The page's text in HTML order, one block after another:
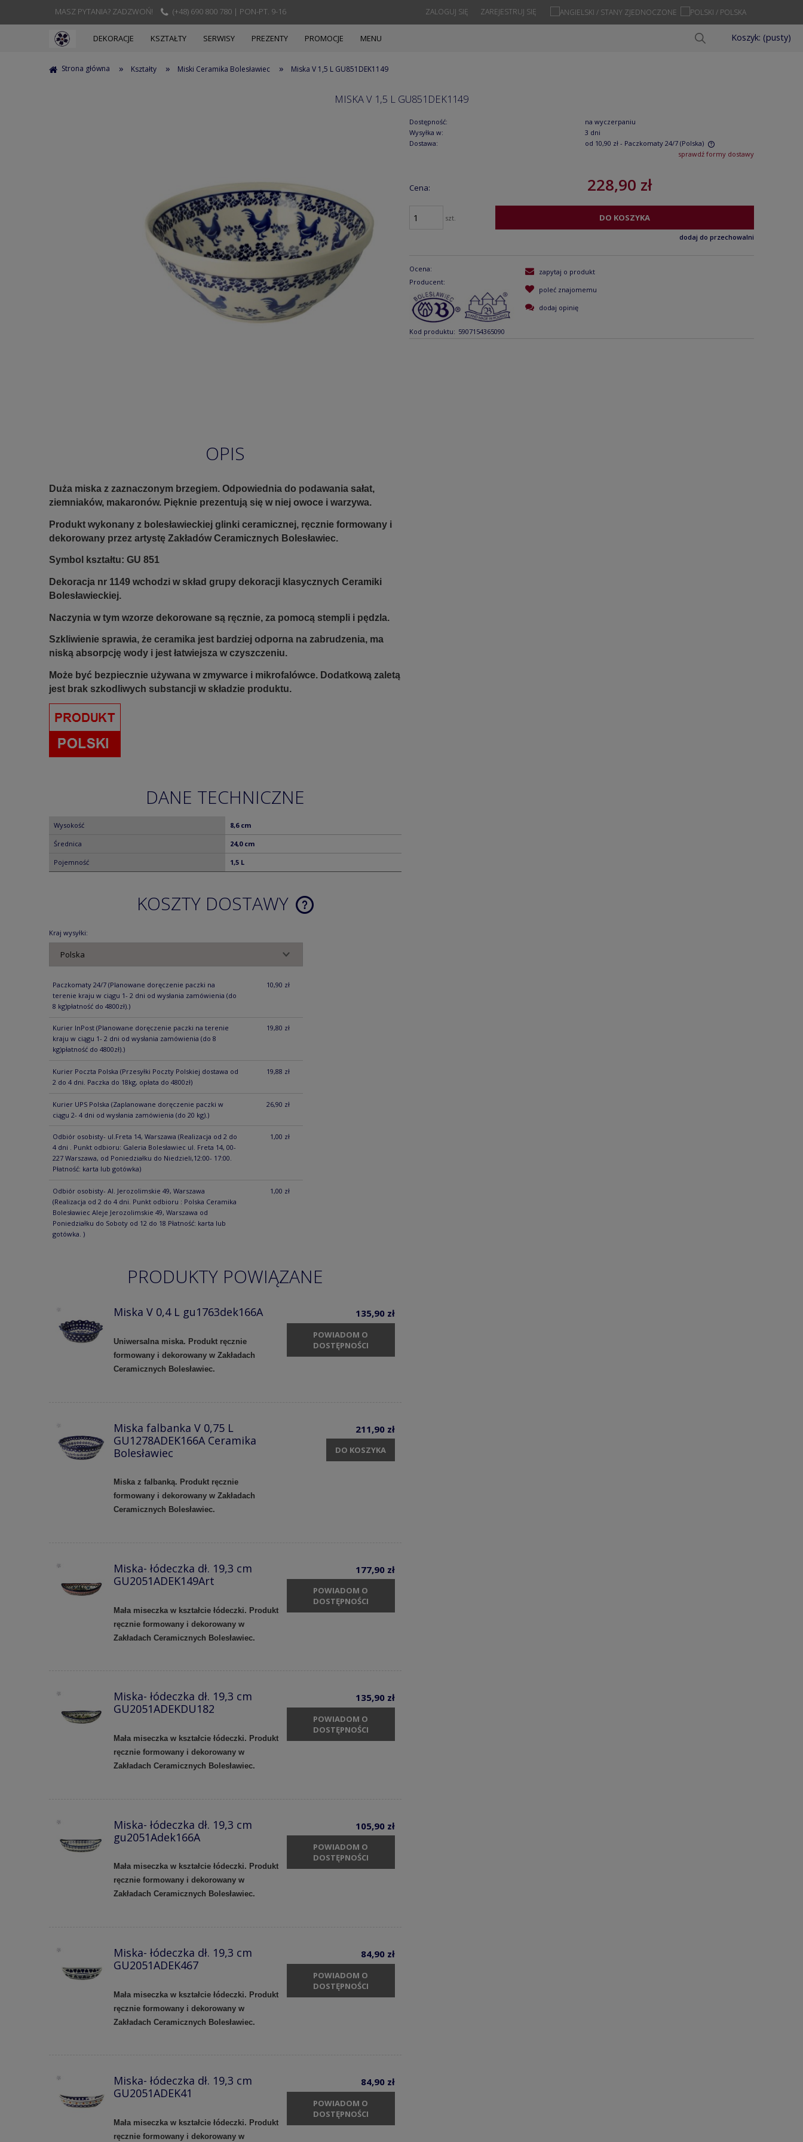
MASZ PYTANIA? ZADZWOŃ! (+48) 690 800 780 | PON-PT. 9-16 ZAREJESTRUJ SIĘ
ZALOGUJ SIĘ
Koszyk: (pusty)
DEKORACJE KSZTAŁTY SERWISY PREZENTY PROMOCJE MENU
Strona główna » Kształty » Miski Ceramika Bolesławiec » Miska V 1,5 L GU851DEK1149
MISKA V 1,5 L GU851DEK1149
Dostępność:
na wyczerpaniu
Wysyłka w:
3 dni
Dostawa:
od 10,90 zł - Paczkomaty 24/7 (Polska)
sprawdź formy dostawy
Cena: 228,90 zł
szt. DO KOSZYKA
dodaj do przechowalni
Ocena:
Producent:
Kod produktu: 5907154365090
zapytaj o produkt
poleć znajomemu
dodaj opinię
OPIS
Duża miska z zaznaczonym brzegiem. Odpowiednia do podawania sałat,
ziemniaków, makaronów. Pięknie prezentują się w niej owoce i warzywa.
Produkt wykonany z bolesławieckiej glinki ceramicznej, ręcznie formowany i
dekorowany przez artystę Zakładów Ceramicznych Bolesławiec.
Symbol kształtu: GU 851
Dekoracja nr 1149 wchodzi w skład grupy dekoracji klasycznych Ceramiki
Bolesławieckiej.
Naczynia w tym wzorze dekorowane są ręcznie, za pomocą stempli i pędzla.
Szkliwienie sprawia, że ceramika jest bardziej odporna na zabrudzenia, ma
niską absorpcję wody i jest łatwiejsza w czyszczeniu.
Może być bezpiecznie używana w zmywarce i mikrofalówce. Dodatkową zaletą
jest brak szkodliwych substancji w składzie produktu.
DANE TECHNICZNE
Wysokość 8,6 cm
Średnica 24,0 cm
Pojemność 1,5 L
KOSZTY DOSTAWY
Kraj wysyłki:
Paczkomaty 24/7 (Planowane doręczenie paczki na
terenie kraju w ciągu 1- 2 dni od wysłania zamówienia (do
8 kg)płatność do 4800zł).)
10,90 zł
Kurier InPost (Planowane doręczenie paczki na terenie
kraju w ciągu 1- 2 dni od wysłania zamówienia (do 8
kg)płatność do 4800zł).)
19,80 zł
Kurier Poczta Polska (Przesyłki Poczty Polskiej dostawa od
2 do 4 dni. Paczka do 18kg, opłata do 4800zł)
19,88 zł
Kurier UPS Polska (Zaplanowane doręczenie paczki w
ciągu 2- 4 dni od wysłania zamówienia (do 20 kg).)
26,90 zł
Odbiór osobisty- ul.Freta 14, Warszawa (Realizacja od 2 do
4 dni . Punkt odbioru: Galeria Bolesławiec ul. Freta 14, 00-
227 Warszawa, od Poniedziałku do Niedzieli,12:00- 17:00.
Płatność: karta lub gotówka)
1,00 zł
Odbiór osobisty- Al. Jerozolimskie 49, Warszawa
(Realizacja od 2 do 4 dni. Punkt odbioru : Polska Ceramika
Bolesławiec Aleje Jerozolimskie 49, Warszawa od
Poniedziałku do Soboty od 12 do 18 Płatność: karta lub
gotówka. )
1,00 zł
PRODUKTY POWIĄZANE
Miska V 0,4 L gu1763dek166A
Uniwersalna miska. Produkt ręcznie
formowany i dekorowany w Zakładach
Ceramicznych Bolesławiec.
135,90 zł
POWIADOM O
DOSTĘPNOŚCI
Miska falbanka V 0,75 L
GU1278ADEK166A Ceramika
Bolesławiec
Miska z falbanką. Produkt ręcznie
formowany i dekorowany w Zakładach
Ceramicznych Bolesławiec.
211,90 zł
DO KOSZYKA
Miska- łódeczka dł. 19,3 cm
GU2051ADEK149Art
Mała miseczka w kształcie łódeczki. Produkt
ręcznie formowany i dekorowany w
Zakładach Ceramicznych Bolesławiec.
177,90 zł
POWIADOM O
DOSTĘPNOŚCI
Miska- łódeczka dł. 19,3 cm
GU2051ADEKDU182
Mała miseczka w kształcie łódeczki. Produkt
ręcznie formowany i dekorowany w
Zakładach Ceramicznych Bolesławiec.
135,90 zł
POWIADOM O
DOSTĘPNOŚCI
Miska- łódeczka dł. 19,3 cm
gu2051Adek166A
Mała miseczka w kształcie łódeczki. Produkt
ręcznie formowany i dekorowany w
Zakładach Ceramicznych Bolesławiec.
105,90 zł
POWIADOM O
DOSTĘPNOŚCI
Miska- łódeczka dł. 19,3 cm
GU2051ADEK467
Mała miseczka w kształcie łódeczki. Produkt
ręcznie formowany i dekorowany w
Zakładach Ceramicznych Bolesławiec.
84,90 zł
POWIADOM O
DOSTĘPNOŚCI
Miska- łódeczka dł. 19,3 cm
GU2051ADEK41
Mała miseczka w kształcie łódeczki. Produkt
ręcznie formowany i dekorowany w
84,90 zł
POWIADOM O
DOSTĘPNOŚCI